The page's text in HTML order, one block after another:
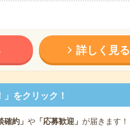
詳しく見る
をクリック！
確約」 や「応募歓迎」 が届きます！